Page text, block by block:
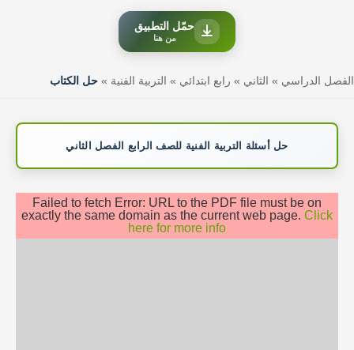
حمّل التطبيق
من هنا
الفصل الدراسي » الثاني » رابع ابتدائي » التربية الفنية » حل الكتاب
حل أسئلة التربية الفنية للصف الرابع الفصل الثاني
Failed to fetch Error: URL to the PDF file must be on
exactly the same domain as the current web page. Click
here for more info